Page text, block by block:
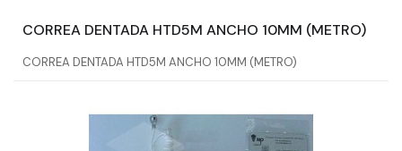
CORREA DENTADA HTD5M ANCHO 10MM (METRO)
CORREA DENTADA HTD5M ANCHO 10MM (METRO)